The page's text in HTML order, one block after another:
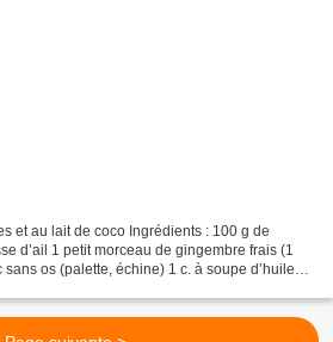
et au lait de coco Ingrédients : 100 g de
d’ail 1 petit morceau de gingembre frais (1
os (palette, échine) 1 c. à soupe d’huile